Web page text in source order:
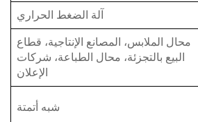
آلة الضغط الحراري
محال الملابس، المصانع الإنتاجية، قطاع
البيع بالتجزئة، محال الطباعة، شركات
الإعلان
شبه أتمتة